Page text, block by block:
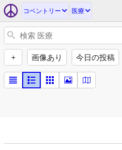
コベントリー 医療
+ 画像あり 今日の投稿